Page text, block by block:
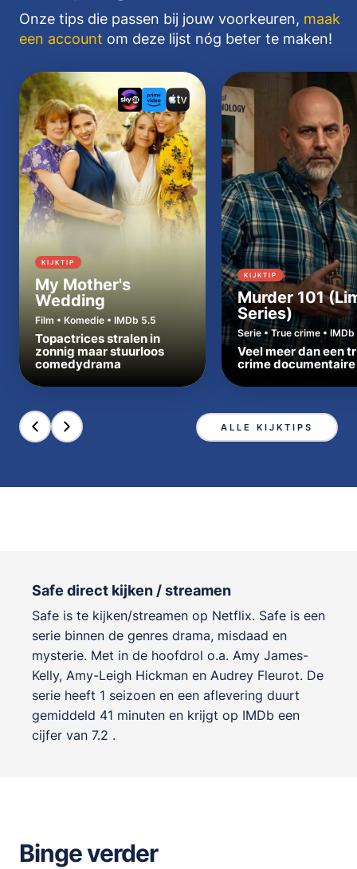
Onze tips die passen bij jouw voorkeuren, maak
een account om deze lijst nóg beter te maken!
KIJKTIP
My Mother's
Wedding
Film • Komedie • IMDb 5.5
Topactrices stralen in
zonnig maar stuurloos
comedydrama
KIJKTIP
Murder 101
Series)
Serie • True crime • IMDb
Veel meer dan een
crime documentaire
ALLE KIJKTIPS
Safe direct kijken / streamen
Safe is te kijken/streamen op Netflix. Safe is een
serie binnen de genres drama, misdaad en
mysterie. Met in de hoofdrol o.a. Amy James-
Kelly, Amy-Leigh Hickman en Audrey Fleurot. De
serie heeft 1 seizoen en een aflevering duurt
gemiddeld 41 minuten en krijgt op IMDb een
cijfer van 7.2 .
Binge verder